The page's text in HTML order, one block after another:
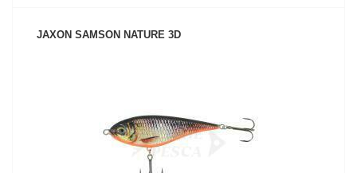
JAXON SAMSON NATURE 3D
VEDI IL PRODOTTO